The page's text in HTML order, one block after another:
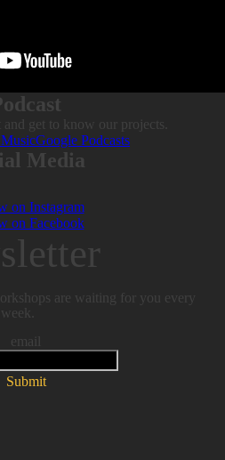
get to know our projects.
Google Podcasts
Media
on Instagram
on Facebook
are waiting for you every
week.
email
Submit